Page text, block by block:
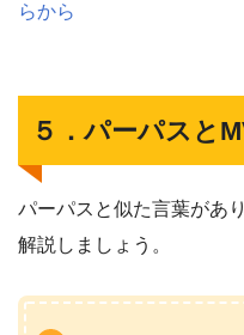
らから
５．パーパスと
パーパスと似た言葉があ
解説しましょう。